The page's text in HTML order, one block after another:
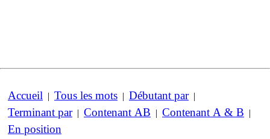
Accueil | Tous les mots | Débutant par|
Terminant par| Contenant AB | Contenant A & B |
En position